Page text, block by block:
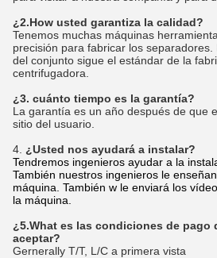
¿2.How usted garantiza la calidad?
Tenemos muchas máquinas
precisión para fabricar los
del conjunto sigue el estándar de la
centrifugadora.
¿3. cuánto tiempo es la garantía?
La garantía es un año después de que
sitio del usuario.
4. ¿Usted nos ayudará a instalar?
Tendremos ingenieros ayudar a la
También nuestros ingenieros le
máquina. También w le enviará los
la máquina.
¿5.What es las condiciones de pago
aceptar?
Gernerally T/T, L/C a primera vista